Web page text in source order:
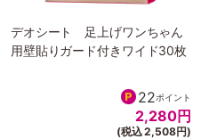
デオシート 足上げワンちゃん
用壁貼りガード付きワイド30枚
22ポイント
2,280円
(税込 2,508円)